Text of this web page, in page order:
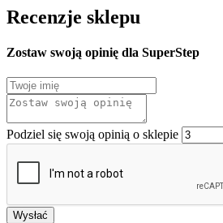
Recenzje sklepu
Zostaw swoją opinię dla SuperStep
Podziel się swoją opinią o sklepie
Wysłać